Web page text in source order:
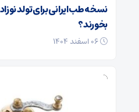
نسخه طب ایرانی برای تولد
بخورند؟